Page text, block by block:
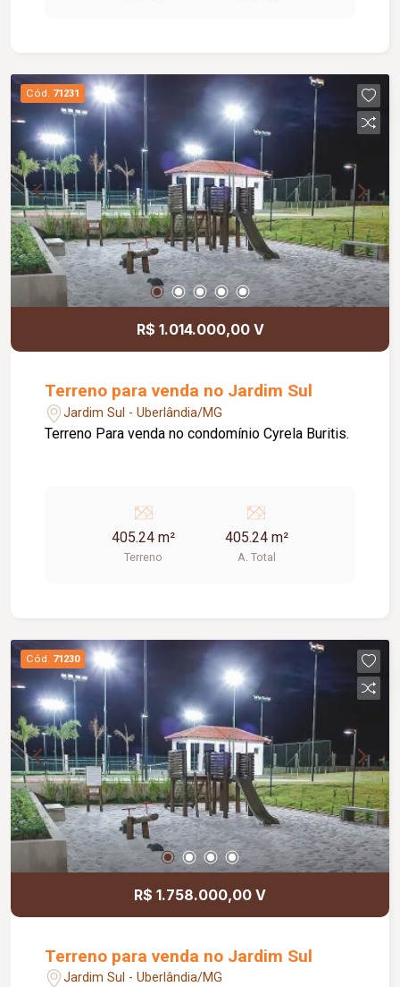
Cód. 71231
R$ 1.014.000,00 V
Terreno para venda no Jardim Sul
Jardim Sul - Uberlândia/MG
Terreno Para venda no condomínio Cyrela Buritis.
405.24 m²
Terreno
405.24 m²
A. Total
Cód. 71230
R$ 1.758.000,00 V
Terreno para venda no Jardim Sul
Jardim Sul - Uberlândia/MG